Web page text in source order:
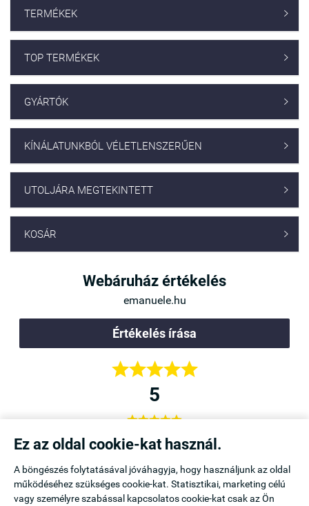
Ez az oldal cookie-kat használ.
A böngészés folytatásával jóváhagyja, hogy használjunk az oldal
működéséhez szükséges cookie-kat. Statisztikai, marketing célú
vagy személyre szabással kapcsolatos cookie-kat csak az Ön
TERMÉKEK 
TOP TERMÉKEK 
GYÁRTÓK 
KÍNÁLATUNKBÓL VÉLETLENSZERŰEN 
UTOLJÁRA MEGTEKINTETT 
KOSÁR 
Webáruház értékelés
emanuele.hu
Értékelés írása

5

Örülök, hogy rátaláltam az Emanuele Webáruházra,
innen vásárolok.